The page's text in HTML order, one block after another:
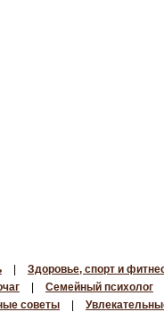
Здоровье, спорт и
Семейный психолог
советы